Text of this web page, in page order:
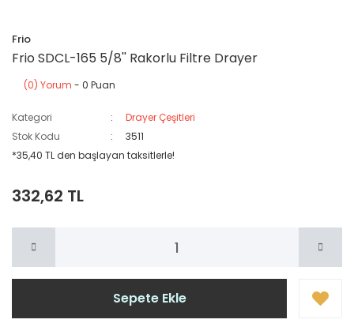
Frio
Frio SDCL-165 5/8'' Rakorlu Filtre Drayer
(0) Yorum - 0 Puan
Kategori
Drayer Çeşitleri
Stok Kodu
3511
*35,40 TL den başlayan taksitlerle!
332,62 TL
Sepete Ekle